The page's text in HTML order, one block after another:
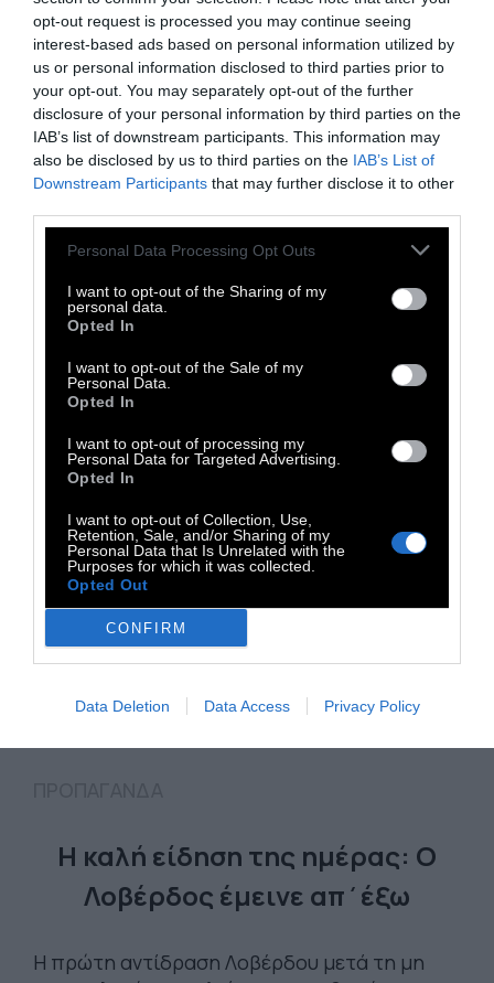
opt-out request is processed you may continue seeing
interest-based ads based on personal information utilized by
us or personal information disclosed to third parties prior to
your opt-out. You may separately opt-out of the further
disclosure of your personal information by third parties on the
IAB’s list of downstream participants. This information may
also be disclosed by us to third parties on the IAB’s List of
Downstream Participants that may further disclose it to other
Personal Data Processing Opt Outs
I want to opt-out of the Sharing of my
personal data.
Opted In
I want to opt-out of the Sale of my
Personal Data.
Opted In
I want to opt-out of processing my
Personal Data for Targeted Advertising.
Opted In
I want to opt-out of Collection, Use,
Retention, Sale, and/or Sharing of my
Personal Data that Is Unrelated with the
Purposes for which it was collected.
Opted Out
CONFIRM
Data Deletion Data Access Privacy Policy
ΠΡΟΠΑΓΑΝΔΑ
Μέσα στο πλήθος της αποχής
«Μέσα σε αυτό το πλήθος της αποχής
υπάρχουν οι μεγαλύτεροι εχθροί μας και οι
καλύτεροι μας φίλοι». Σχολιάζει ο Τάσος
Σαγρής
23 Μαΐου 2023
Η καλή είδηση της ημέρας: Ο
Λοβέρδος έμεινε απ΄έξω
Η πρώτη αντίδραση Λοβέρδου μετά τη μη